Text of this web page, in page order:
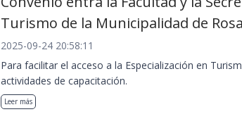
Turismo de la Municipalidad de
2025-09-24 20:58:11
Para facilitar el acceso a la Especialización en
actividades de capacitación.
Leer más